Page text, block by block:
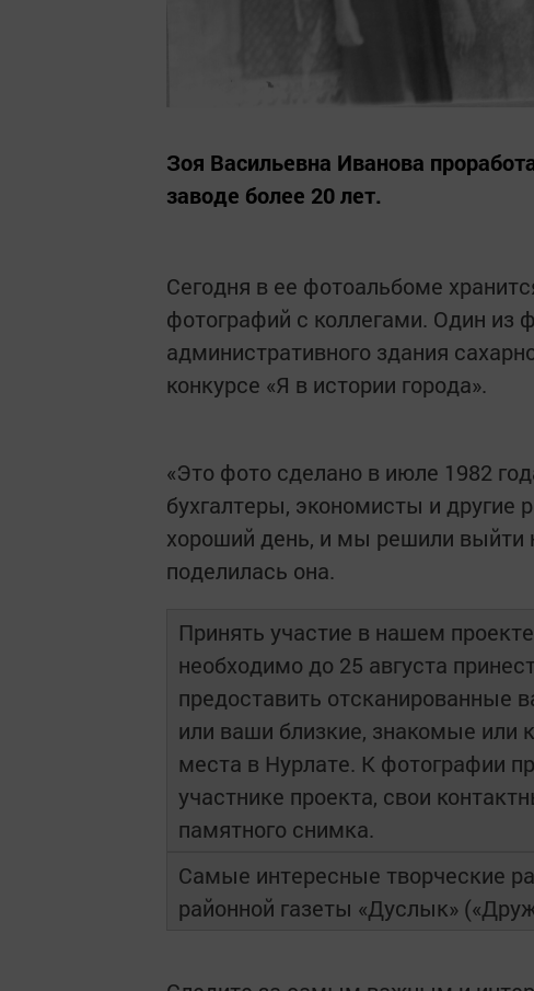
Зоя Васильевна Иванова
заводе более 20 лет.
Сегодня в ее фотоальбоме
фотографий с коллегами. Один из
административного здания
конкурсе «Я в истории города».
«Это фото сделано в июле 1982
бухгалтеры, экономисты и другие
хороший день, и мы решили выйти
поделилась она.
Принять участие в нашем
необходимо до 25 августа
предоставить отсканированные
или ваши близкие, знакомые или
места в Нурлате. К фотографии
участнике проекта, свои
памятного снимка.
Самые интересные творческие
районной газеты «Дуслык»